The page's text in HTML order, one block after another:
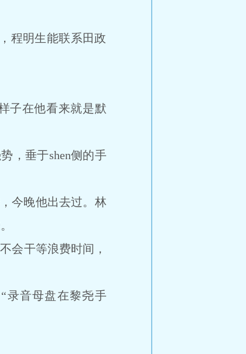
程明生能联系田政
子在他看来就是默
，垂于shen侧的手
今晚他出去过。林
会干等浪费时间，
音母盘在黎尧手